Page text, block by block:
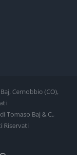
Cernobbio (CO),
Tomaso Baj & C.,
Riservati